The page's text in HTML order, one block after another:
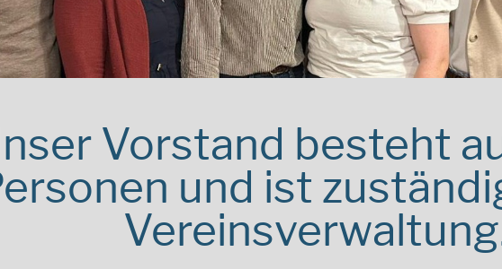
Vorstand besteht
und ist